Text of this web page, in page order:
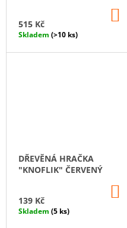
515 Kč
Skladem (>10 ks)
DŘEVĚNÁ HRAČKA
"KNOFLIK" ČERVENÝ
139 Kč
Skladem (5 ks)